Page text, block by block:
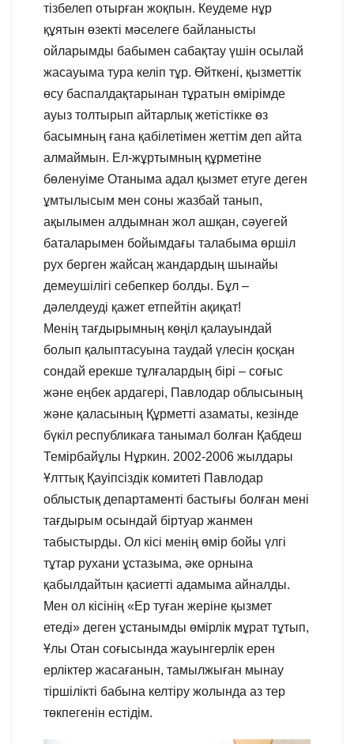
тізбелеп отырған жоқпын. Кеудеме нұр
құятын өзекті мәселеге байланысты
ойларымды бабымен сабақтау үшін осылай
жасауыма тура келіп тұр. Өйткені, қызметтік
өсу баспалдақтарынан тұратын өмірімде
ауыз толтырып айтарлық жетістікке өз
басымның ғана қабілетімен жеттім деп айта
алмаймын. Ел-жұртымның құрметіне
бөленуіме Отаныма адал қызмет етуге деген
ұмтылысым мен соны жазбай танып,
ақылымен алдымнан жол ашқан, сәуегей
баталарымен бойымдағы талабыма өршіл
рух берген жайсаң жандардың шынайы
демеушілігі себепкер болды. Бұл –
дәлелдеуді қажет етпейтін ақиқат!
Менің тағдырымның көңіл қалауындай
болып қалыптасуына таудай үлесін қосқан
сондай ерекше тұлғалардың бірі – соғыс
және еңбек ардагері, Павлодар облысының
және қаласының Құрметті азаматы, кезінде
бүкіл республикаға танымал болған Қабдеш
Темірбайұлы Нұркин. 2002-2006 жылдары
Ұлттық Қауіпсіздік комитеті Павлодар
облыстық департаменті бастығы болған мені
тағдырым осындай біртуар жанмен
табыстырды. Ол кісі менің өмір бойы үлгі
тұтар рухани ұстазыма, әке орнына
қабылдайтын қасиетті адамыма айналды.
Мен ол кісінің «Ер туған жеріне қызмет
етеді» деген ұстанымды өмірлік мұрат тұтып,
Ұлы Отан соғысында жауынгерлік ерен
ерліктер жасағанын, тамылжыған мынау
тіршілікті бабына келтіру жолында аз тер
төкпегенін естідім.